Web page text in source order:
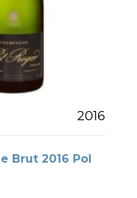
2016
Brut 2016 Pol